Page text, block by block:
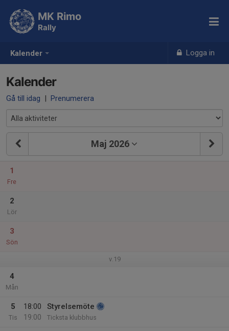
Kalender Logga in
MK Rimo
Rally
Kalender
Gå till idag | Prenumerera
Maj 2026
1
Fre
2
Lör
3
Sön
v.19
4
Mån
5
Tis
18:00
19:00
Styrelsemöte
Ticksta klubbhus